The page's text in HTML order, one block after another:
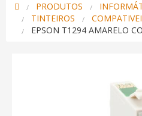
PRODUTOS
TINTEIROS
EPSON T1294 AMARELO